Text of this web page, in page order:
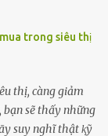
trong siêu thị
thị, càng giảm
sẽ thấy những
suy nghĩ thật ⱪỹ